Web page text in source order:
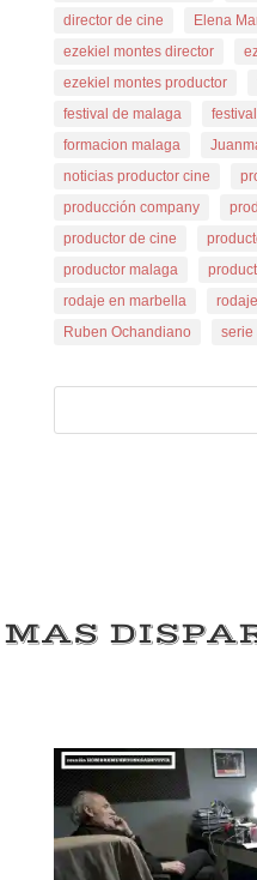
director de cine
Elena
ezekiel montes director
ezekiel montes productor
festival de malaga
formacion malaga
noticias productor cine
producción company
productor de cine
productor malaga
rodaje en marbella
Ruben Ochandiano
serie
MAS